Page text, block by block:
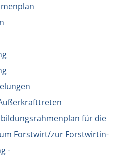
für die
Forstwirt/zur Forstwirtin-
-